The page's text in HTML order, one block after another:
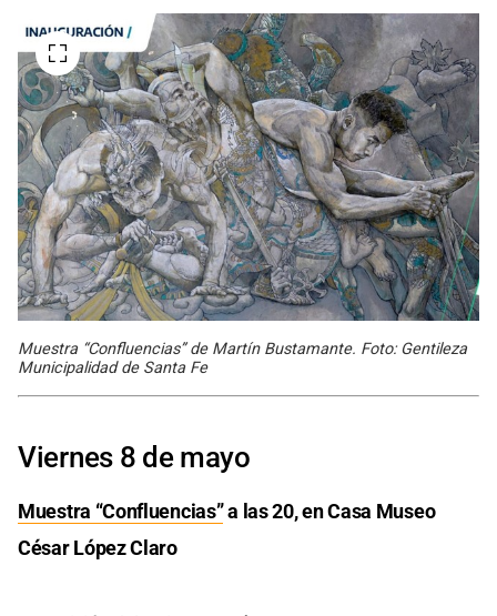
Muestra “Confluencias” de Martín Bustamante. Foto: Gentileza
Municipalidad de Santa Fe
Viernes 8 de mayo
Muestra “Confluencias”a las 20, en Casa Museo
César López Claro